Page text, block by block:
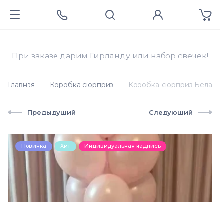
При заказе дарим Гирлянду или набор свечек!
Главная Коробка сюрприз Коробка-сюрприз Белая
Предыдущий Следующий
Новинка Хит Индивидуальная надпись